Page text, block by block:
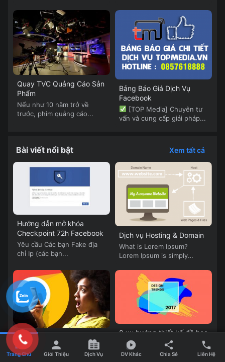
Quay TVC Quảng Cáo Sản
Phẩm
Nếu như 10 năm trở về
trước, phim quảng cáo...
Bảng Báo Giá Dịch Vụ
Facebook
[TOP Media] Chuyên tư
vấn và cung cấp giải pháp...
Bài viết nổi bật Xem tất cả
Hướng dẫn mở khóa
Checkpoint 72h Facebook
Yêu cầu Các bạn Fake địa
chỉ Ip (các bạn...
Dịch vụ Hosting & Domain
What is Lorem Ipsum?
Lorem Ipsum is simply
Thay đổi diện mạo, Google
Chrome trên Android cập
nhật nhiều tính năng mới
Google Chrome đang làm
8 xu hướng thiết kế đồ họa
sẽ thống trị năm 2017
Tương tự như các thiết kế
Trang Chủ Giới Thiệu Dịch Vụ DV Khác Chia Sẻ Liên Hệ